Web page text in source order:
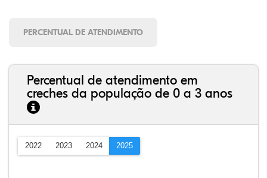
PERCENTUAL DE ATENDIMENTO
Percentual de atendimento em
creches da população de 0 a 3 anos
2022 2023 2024 2025